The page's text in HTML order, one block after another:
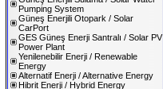
Pumping System
Güneş Enerjili Otopark / Solar
CarPort
GES Güneş Enerji Santralı / Solar PV
Power Plant
Yenilenebilir Enerji / Renewable
Energy
Alternatif Enerji / Alternative Energy
Hibrit Enerji / Hybrid Energy